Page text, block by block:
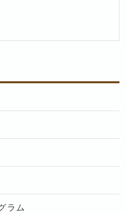
ラム